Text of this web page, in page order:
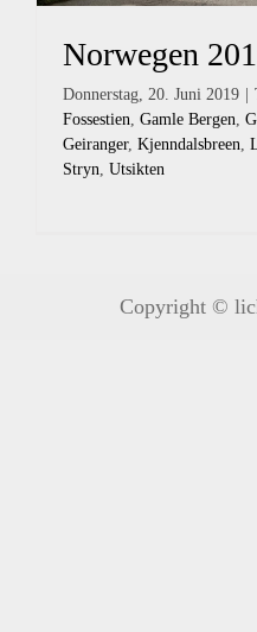
Norwegen
Donnerstag, 20. Juni 2019
Fossestien, Gamle Bergen,
Geiranger, Kjenndalsbreen,
Stryn, Utsikten
Copyright ©